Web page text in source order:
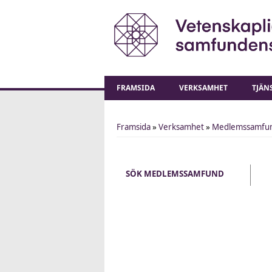
FRAMSIDA VERKSAMHET
Framsida»Verksamhet»
SÖK MEDLEMSSAMFUND